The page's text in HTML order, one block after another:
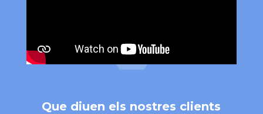
Que diuen els nostres clients